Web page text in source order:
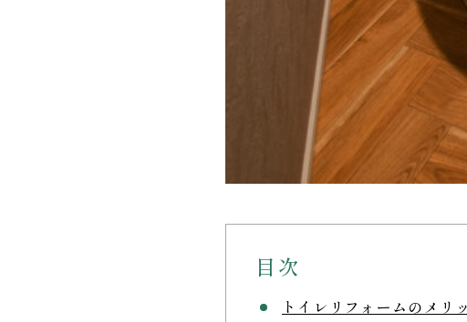
目次
トイレリフォームのメリ